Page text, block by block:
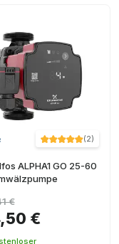
(2)
ALPHA1 GO 25-60
€
€